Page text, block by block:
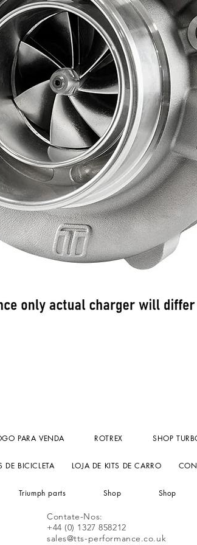
PARA VENDA ROTREX SHOP
DE BICICLETA LOJA DE KITS DE CARRO
Triumph parts Shop Shop
Contate-Nos:
+44 (0) 1327 858212
sales@tts-performance.co.uk